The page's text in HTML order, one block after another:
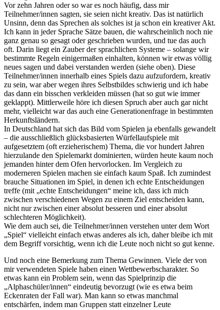
Vor zehn Jahren oder so war es noch häufig, dass mir
Teilnehmer/innen sagten, sie seien nicht kreativ. Das ist natürlich
Unsinn, denn das Sprechen als solches ist ja schon ein kreativer Akt.
Ich kann in jeder Sprache Sätze bauen, die wahrscheinlich noch nie
ganz genau so gesagt oder geschrieben wurden, und tue das auch
oft. Darin liegt ein Zauber der sprachlichen Systeme – solange wir
bestimmte Regeln einigermaßen einhalten, können wir etwas völlig
neues sagen und dabei verstanden werden (siehe oben). Diese
Teilnehmer/innen innerhalb eines Spiels dazu aufzufordern, kreativ
zu sein, war aber wegen ihres Selbstbildes schwierig und ich habe
das dann ein bisschen verkleiden müssen (hat so gut wie immer
geklappt). Mittlerweile höre ich diesen Spruch aber auch gar nicht
mehr, vielleicht war das auch eine Generationenfrage in bestimmten
Herkunftsländern.
In Deutschland hat sich das Bild vom Spielen ja ebenfalls gewandelt
– die ausschließlich glücksbasierten Würfellaufspiele mit
aufgesetztem (oft erzieherischem) Thema, die vor hundert Jahren
hierzulande den Spielemarkt dominierten, würden heute kaum noch
jemanden hinter dem Ofen hervorlocken. Im Vergleich zu
moderneren Spielen machen sie einfach kaum Spaß. Ich zumindest
brauche Situationen im Spiel, in denen ich echte Entscheidungen
treffe (mit „echte Entscheidungen“ meine ich, dass ich mich
zwischen verschiedenen Wegen zu einem Ziel entscheiden kann,
nicht nur zwischen einer absolut besseren und einer absolut
schlechteren Möglichkeit).
Wie dem auch sei, die Teilnehmer/innen verstehen unter dem Wort
„Spiel“ vielleicht einfach etwas anderes als ich, daher bleibe ich mit
dem Begriff vorsichtig, wenn ich die Leute noch nicht so gut kenne.
Und noch eine Bemerkung zum Thema Gewinnen. Viele der von
mir verwendeten Spiele haben einen Wettbewerbscharakter. So
etwas kann ein Problem sein, wenn das Spielprinzip die
„Alphaschüler/innen“ eindeutig bevorzugt (wie es etwa beim
Eckenraten der Fall war). Man kann so etwas manchmal
entschärfen, indem man Gruppen statt einzelner Leute